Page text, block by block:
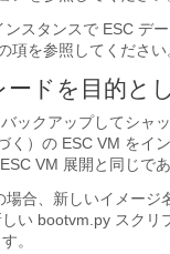
ンスタンスで ESC デ
項を参照してください
ードを目的と
ックアップしてシャ
く）の ESC VM をイ
VM 展開と同じで
場合、新しいイメージ
い bootvm.py スクリ
。